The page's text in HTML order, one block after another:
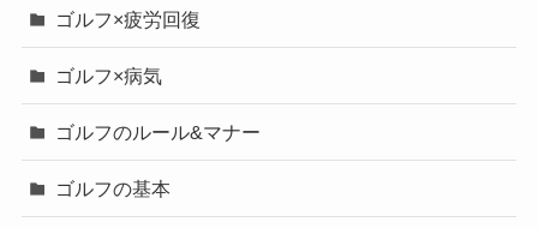
ゴルフ×疲労回復
ゴルフ×病気
ゴルフのルール&マナー
ゴルフの基本